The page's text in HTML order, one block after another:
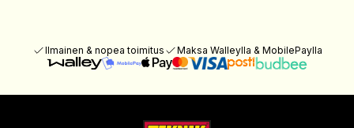
Ilmainen & nopea toimitus Maksa Walleylla & MobilePaylla